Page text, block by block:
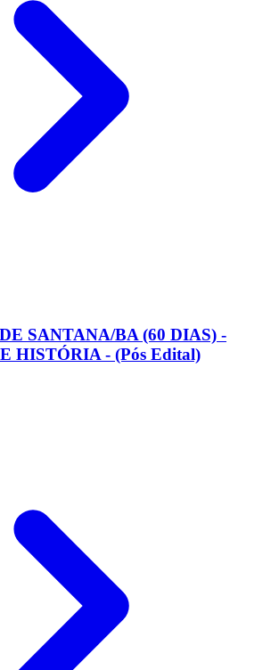
SANTANA/BA (60 DIAS) -
HISTÓRIA - (Pós Edital)